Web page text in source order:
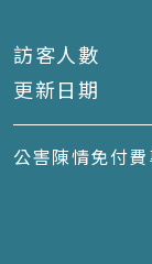
訪客人數
更新日期
公害陳情免付